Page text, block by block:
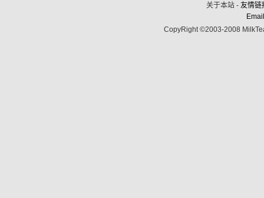
关于本站 - 友情链
CopyRight ©2003-2008